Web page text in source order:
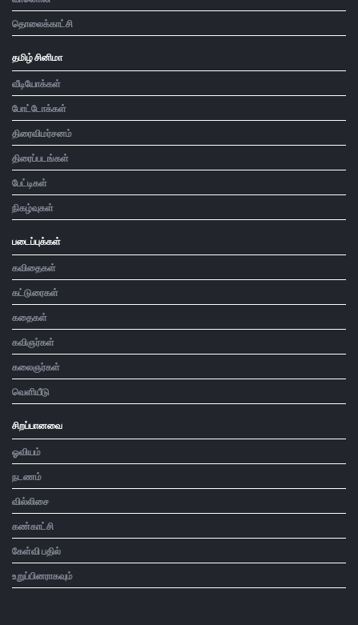
தொலைக்காட்சி
தமிழ் சினிமா
வீடியோக்கள்
போட்டோக்கள்
திரைவிமர்சனம்
திரைப்படங்கள்
பேட்டிகள்
நிகழ்வுகள்
படைப்புக்கள்
கவிதைகள்
கட்டுரைகள்
கதைகள்
கவிஞர்கள்
கலைஞர்கள்
வெளியீடு
சிறப்பானவை
ஓவியம்
நடணம்
வில்லிசை
கண்காட்சி
கேள்வி பதில்
உறுப்பினராகவும்